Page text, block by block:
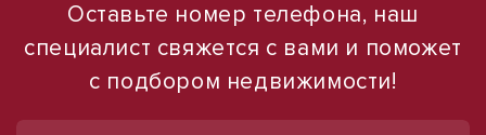
Оставьте номер телефона, наш
специалист свяжется с вами и поможет
с подбором недвижимости!